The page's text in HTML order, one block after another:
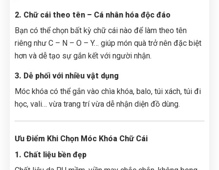
2. Chữ cái theo tên – Cá nhân hóa độc đáo
Bạn có thể chọn bất kỳ chữ cái nào để làm theo tên
riêng như C – N – O – Y… giúp món quà trở nên đặc biệt
hơn và dễ tạo sự gắn kết với người nhận.
3. Dễ phối với nhiều vật dụng
Móc khóa có thể gắn vào chìa khóa, balo, túi xách, túi đi
học, vali… vừa trang trí vừa dễ nhận diện đồ dùng.
Ưu Điểm Khi Chọn Móc Khóa Chữ Cái
1. Chất liệu bền đẹp